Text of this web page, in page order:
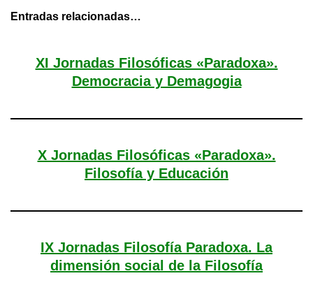
Entradas relacionadas…
XI Jornadas Filosóficas «Paradoxa».
Democracia y Demagogia
X Jornadas Filosóficas «Paradoxa».
Filosofía y Educación
IX Jornadas Filosofía Paradoxa. La
dimensión social de la Filosofía